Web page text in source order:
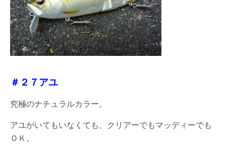
＃２７アユ
究極のナチュラルカラー。
アユがいてもいなくても、クリアーでもマッディーでも
ＯＫ。